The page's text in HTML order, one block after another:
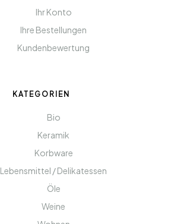
Ihr Konto
Ihre Bestellungen
Kundenbewertung
KATEGORIEN
Bio
Keramik
Korbware
Lebensmittel / Delikatessen
Öle
Weine